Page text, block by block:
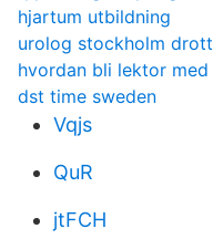
hjartum utbildning
urolog stockholm
hvordan bli lektor
dst time sweden
Vqjs
QuR
jtFCH